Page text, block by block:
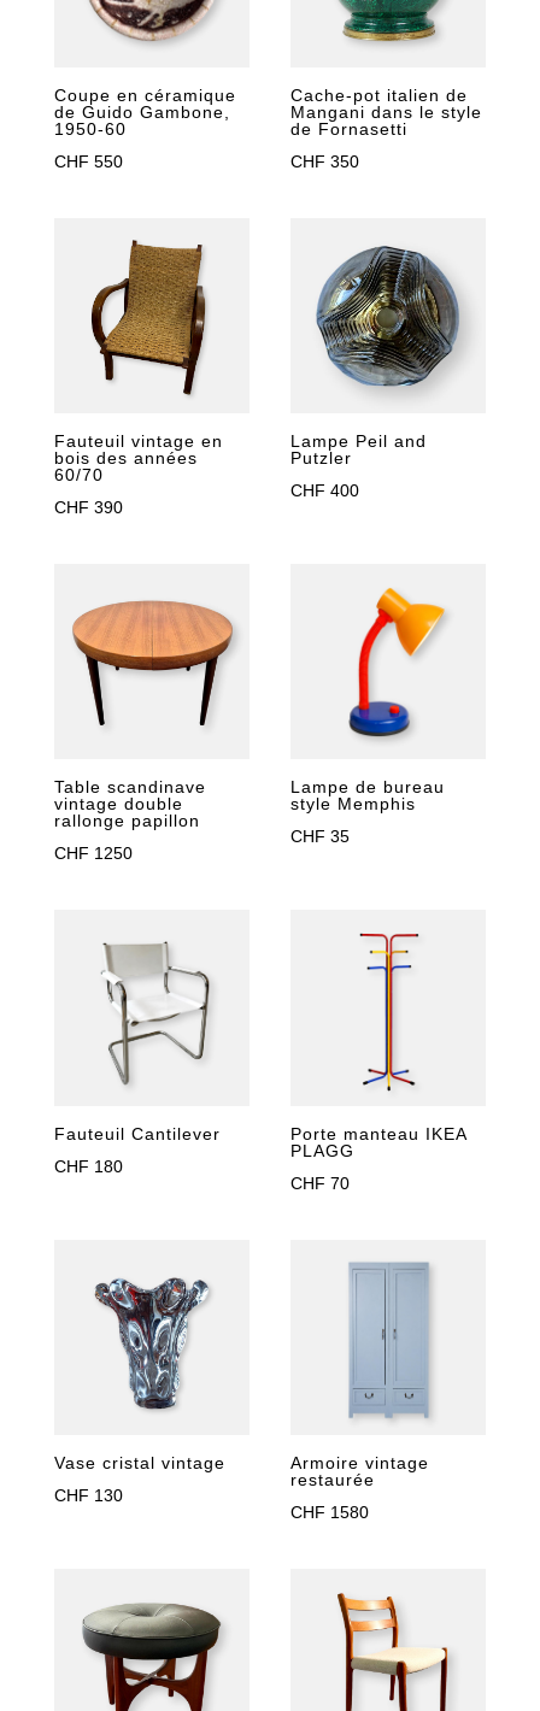
Coupe en céramique
de Guido Gambone,
1950-60
CHF 550
Cache-pot italien de
Mangani dans le style
de Fornasetti
CHF 350
Fauteuil vintage en
bois des années
60/70
CHF 390
Lampe Peil and
Putzler
CHF 400
Table scandinave
vintage double
rallonge papillon
CHF 1250
Lampe de bureau
style Memphis
CHF 35
Fauteuil Cantilever
CHF 180
Porte manteau IKEA
PLAGG
CHF 70
Vase cristal vintage
CHF 130
Armoire vintage
restaurée
CHF 1580